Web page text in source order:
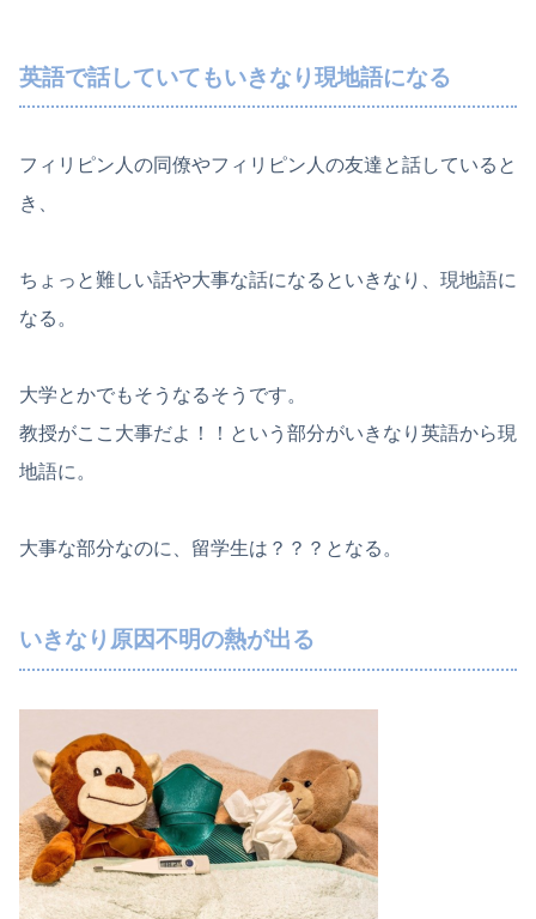
英語で話していてもいきなり現地語になる
フィリピン人の同僚やフィリピン人の友達と話していると
き、
ちょっと難しい話や大事な話になるといきなり、現地語に
なる。
大学とかでもそうなるそうです。
教授がここ大事だよ！！という部分がいきなり英語から現
地語に。
大事な部分なのに、留学生は？？？となる。
いきなり原因不明の熱が出る